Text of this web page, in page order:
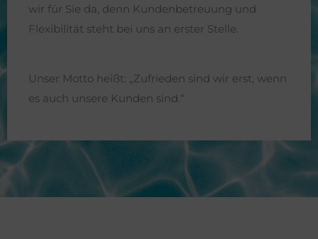
wir für Sie da, denn Kundenbetreuung und
Flexibilität steht bei uns an erster Stelle.
Unser Motto heißt: „Zufrieden sind wir erst, wenn
es auch unsere Kunden sind.“